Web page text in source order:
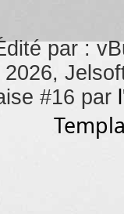
par :
#16 par